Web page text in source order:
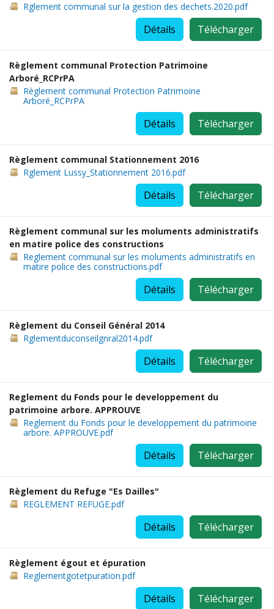
Rglement communal sur la gestion des dechets.2020.pdf
Télécharger
Détails
Règlement communal Protection Patrimoine
Arboré_RCPrPA
Règlement communal Protection Patrimoine
Arboré_RCPrPA
Télécharger
Détails
Règlement communal Stationnement 2016
Rglement Lussy_Stationnement 2016.pdf
Télécharger
Détails
Règlement communal sur les moluments administratifs
en matire police des constructions
Reglement communal sur les moluments administratifs en
matire police des constructions.pdf
Télécharger
Détails
Règlement du Conseil Général 2014
Rglementduconseilgnral2014.pdf
Télécharger
Détails
Reglement du Fonds pour le developpement du
patrimoine arbore. APPROUVE
Reglement du Fonds pour le developpement du patrimoine
arbore. APPROUVE.pdf
Télécharger
Détails
Règlement du Refuge "Es Dailles"
REGLEMENT REFUGE.pdf
Télécharger
Détails
Règlement égout et épuration
Reglementgotetpuration.pdf
Télécharger
Détails